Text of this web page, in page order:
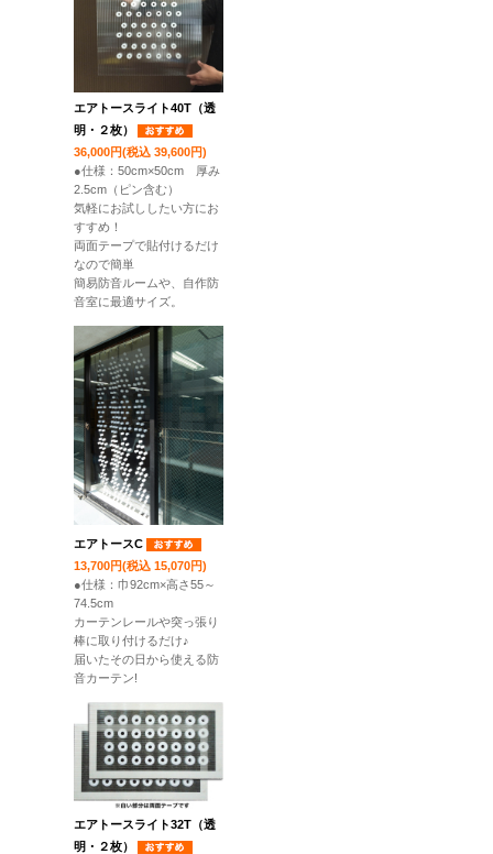
エアトースライト40T（透
明・２枚）
36,000円(税込 39,600円)
●仕様：50cm×50cm 厚み
2.5cm（ピン含む）
気軽にお試ししたい方にお
すすめ！
両面テープで貼付けるだけ
なので簡単
簡易防音ルームや、自作防
音室に最適サイズ。
エアトースC
13,700円(税込 15,070円)
●仕様：巾92cm×高さ55～
74.5cm
カーテンレールや突っ張り
棒に取り付けるだけ♪
届いたその日から使える防
音カーテン!
エアトースライト32T（透
明・２枚）